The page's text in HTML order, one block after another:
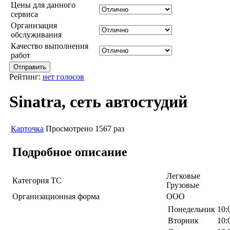
Цены для данного
сервиса
Организация
обслуживания
Качество выполнения
работ
Рейтинг: нет голосов
Sinatra, сеть автостудий
Карточка Просмотрено 1567 раз
Подробное описание
Категория ТС
Легковые
Грузовые
Организационная форма
ООО
Понедельник
Вторник